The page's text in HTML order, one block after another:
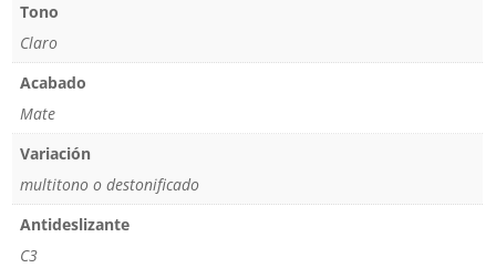
Tono
Claro
Acabado
Mate
Variación
multitono o destonificado
Antideslizante
C3